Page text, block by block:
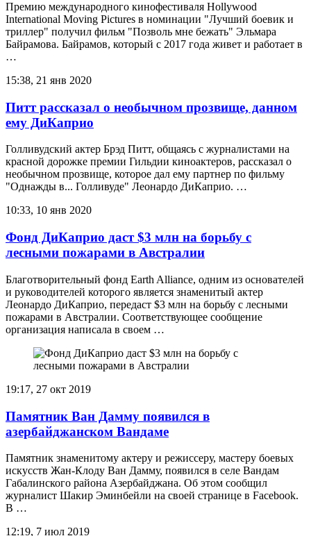
Премию международного кинофестиваля Hollywood
International Moving Pictures в номинации "Лучший боевик и
триллер" получил фильм "Позволь мне бежать" Эльмара
Байрамова. Байрамов, который с 2017 года живет и работает в
…
15:38, 21 янв 2020
Питт рассказал о необычном прозвище, данном
ему ДиКаприо
Голливудский актер Брэд Питт, общаясь с журналистами на
красной дорожке премии Гильдии киноактеров, рассказал о
необычном прозвище, которое дал ему партнер по фильму
"Однажды в... Голливуде" Леонардо ДиКаприо. …
10:33, 10 янв 2020
Фонд ДиКаприо даст $3 млн на борьбу с
лесными пожарами в Австралии
Благотворительный фонд Earth Alliance, одним из основателей
и руководителей которого является знаменитый актер
Леонардо ДиКаприо, передаст $3 млн на борьбу с лесными
пожарами в Австралии. Соответствующее сообщение
организация написала в своем …
19:17, 27 окт 2019
Памятник Ван Дамму появился в
азербайджанском Вандаме
Памятник знаменитому актеру и режиссеру, мастеру боевых
искусств Жан-Клоду Ван Дамму, появился в селе Вандам
Габалинского района Азербайджана. Об этом сообщил
журналист Шакир Эминбейли на своей странице в Facebook.
В …
12:19, 7 июл 2019